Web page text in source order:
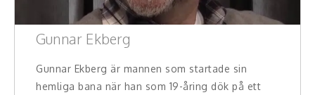
Gunnar Ekberg
Gunnar Ekberg är mannen som startade sin
hemliga bana när han som 19-åring dök på ett